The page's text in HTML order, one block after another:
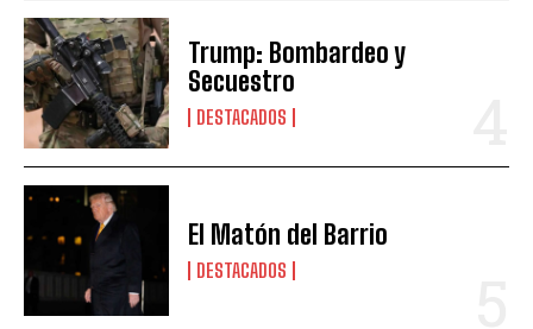
Trump: Bombardeo y
Secuestro
DESTACADOS
El Matón del Barrio
DESTACADOS